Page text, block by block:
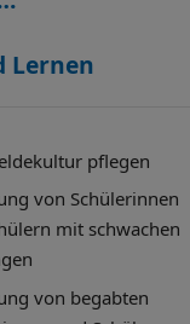
Lernen
pflegen
von Schülerinnen
mit schwachen
von begabten